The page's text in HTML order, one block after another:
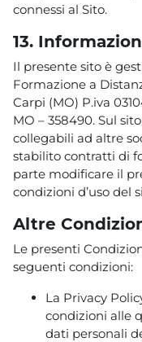
connessi al Sito.
13.
Il presente sito è
Formazione a
Carpi (MO) P.iva
MO – 358490. Sul
collegabili ad altre
stabilito contratti di
parte modificare il
condizioni d’uso del
Altre
Le presenti
seguenti condizioni:
La Privacy
condizioni alle
dati personali